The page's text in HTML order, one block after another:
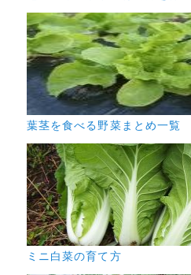
葉茎を食べる野菜まとめ一覧
ミニ白菜の育て方